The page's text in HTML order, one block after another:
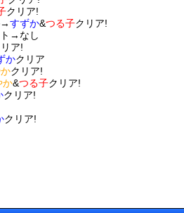
クリア!
→すずか&つる子クリア!
→なし
ア!
かクリア
クリア!
か&つる子クリア!
クリア!
クリア!